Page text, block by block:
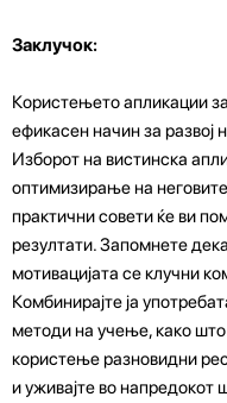
Заклучок:
Користењето апликации
ефикасен начин за развој
Изборот на вистинска
оптимизирање на
практични совети ќе ви
резултати. Запомнете
мотивацијата се клучни
Комбинирајте ја
методи на учење, како што
користење разновидни
и уживајте во напредокот